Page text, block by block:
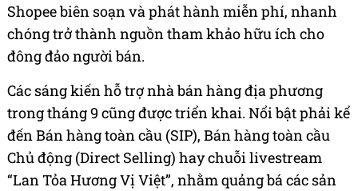
Shopee biên soạn và phát hành miễn phí, nhanh
chóng trở thành nguồn tham khảo hữu ích cho
đông đảo người bán.
Các sáng kiến hỗ trợ nhà bán hàng địa phương
trong tháng 9 cũng được triển khai. Nổi bật phải kể
đến Bán hàng toàn cầu (SIP), Bán hàng toàn cầu
Chủ động (Direct Selling) hay chuỗi livestream
“Lan Tỏa Hương Vị Việt”, nhằm quảng bá các sản